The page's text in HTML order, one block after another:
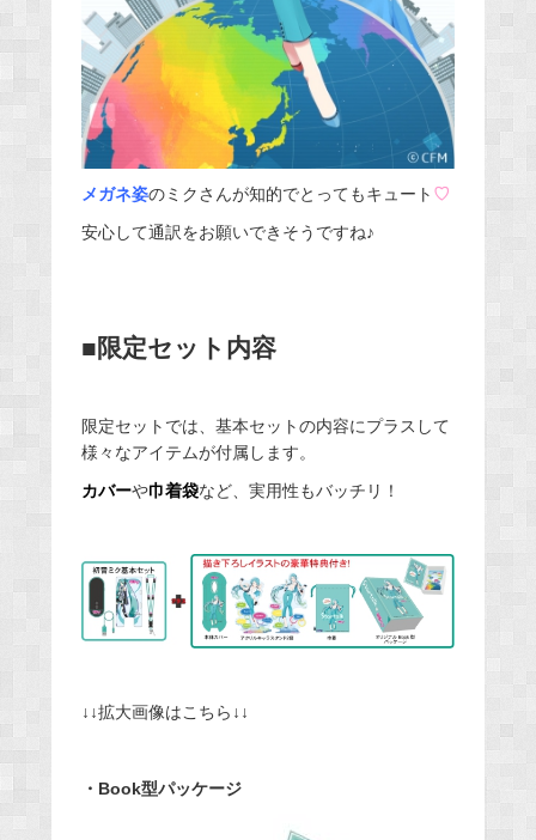
メガネ姿のミクさんが知的でとってもキュート ♡
安心して通訳をお願いできそうですね♪
■限定セット内容
限定セットでは、基本セットの内容にプラスして
様々なアイテムが付属します。
カバーや巾着袋など、実用性もバッチリ！
↓↓拡大画像はこちら↓↓
・Book型パッケージ